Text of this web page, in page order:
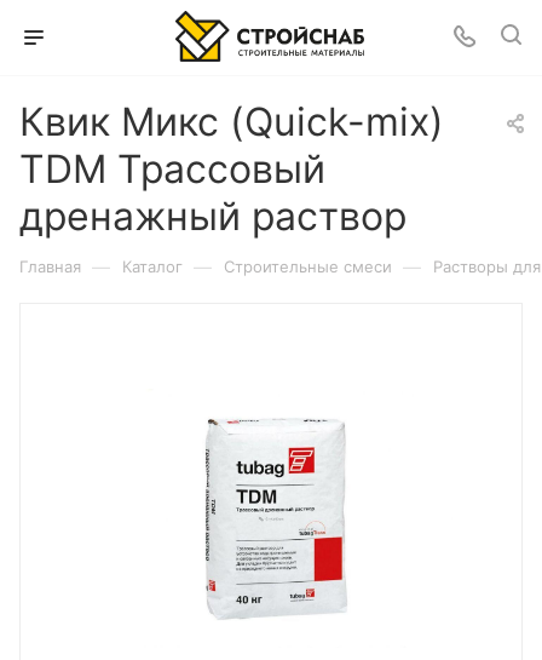
Квик Микс (Quick-mix)
TDM Трассовый
дренажный раствор
Главная — Каталог — Строительные смеси — Растворы